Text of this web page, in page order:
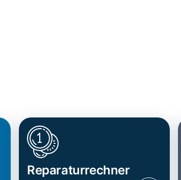
Reparaturrechner